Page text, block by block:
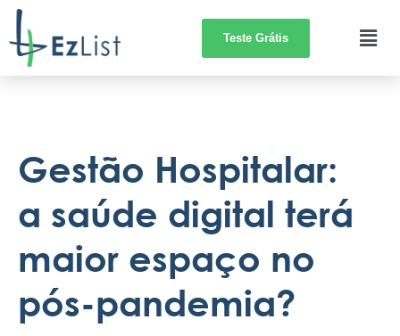
Teste Grátis
Gestão Hospitalar:
a saúde digital terá
maior espaço no
pós-pandemia?